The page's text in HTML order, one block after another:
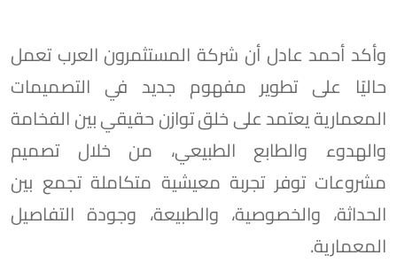
وأكد أحمد عادل أن شركة المستثمرون العرب تعمل
حاليًا على تطوير مفهوم جديد في التصميمات
المعمارية يعتمد على خلق توازن حقيقي بين الفخامة
والهدوء والطابع الطبيعي، من خلال تصميم
مشروعات توفر تجربة معيشية متكاملة تجمع بين
الحداثة، والخصوصية، والطبيعة، وجودة التفاصيل
المعمارية.